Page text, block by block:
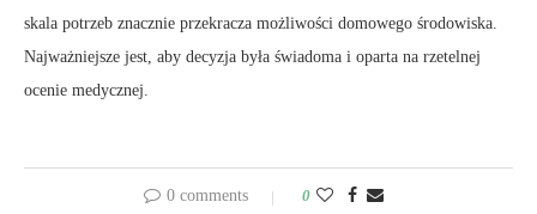
skala potrzeb znacznie przekracza możliwości domowego środowiska.
Najważniejsze jest, aby decyzja była świadoma i oparta na rzetelnej
ocenie medycznej.
0 comments 0